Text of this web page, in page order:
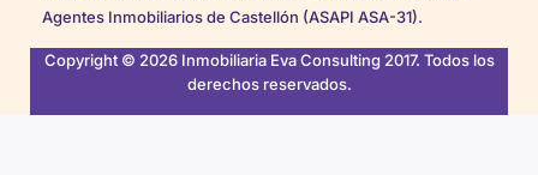
Agentes Inmobiliarios de Castellón (ASAPI ASA-31).
Copyright © 2026 Inmobiliaria Eva Consulting 2017. Todos los
derechos reservados.